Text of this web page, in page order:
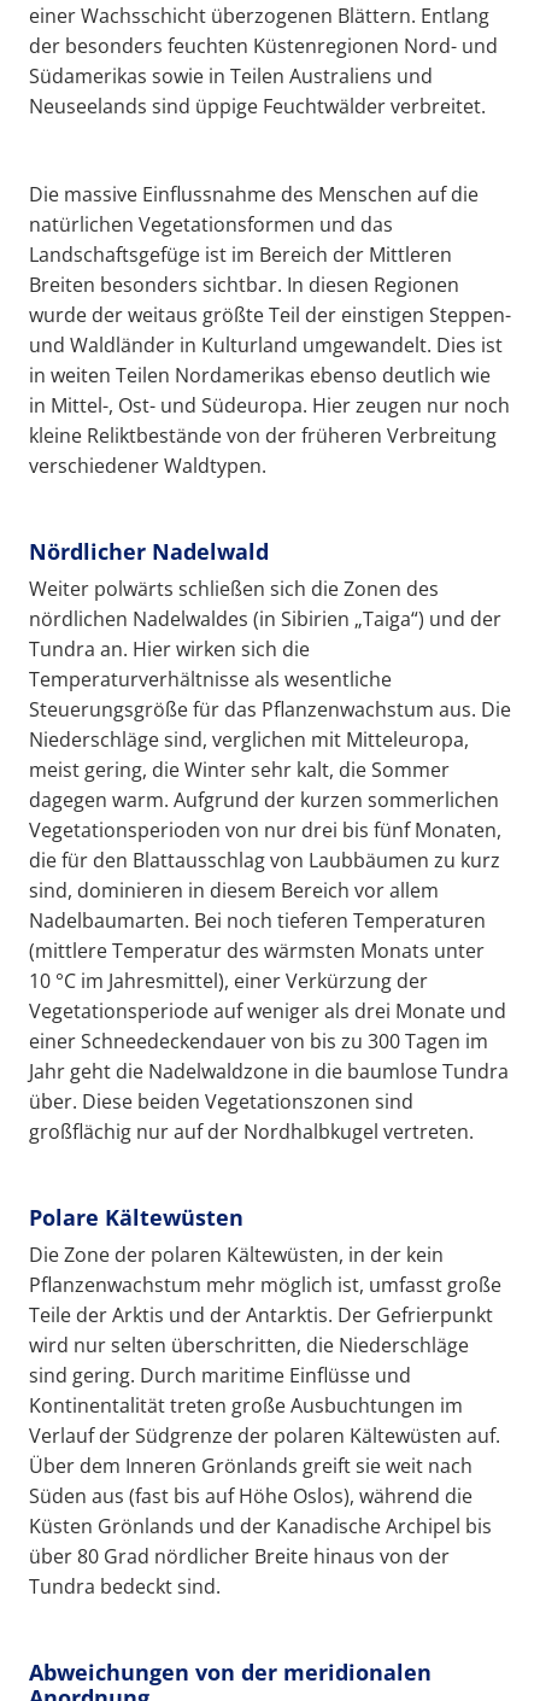
einer Wachsschicht überzogenen Blättern. Entlang
der besonders feuchten Küstenregionen Nord- und
Südamerikas sowie in Teilen Australiens und
Neuseelands sind üppige Feuchtwälder verbreitet.
Die massive Einflussnahme des Menschen auf die
natürlichen Vegetationsformen und das
Landschaftsgefüge ist im Bereich der Mittleren
Breiten besonders sichtbar. In diesen Regionen
wurde der weitaus größte Teil der einstigen Steppen-
und Waldländer in Kulturland umgewandelt. Dies ist
in weiten Teilen Nordamerikas ebenso deutlich wie
in Mittel-, Ost- und Südeuropa. Hier zeugen nur noch
kleine Reliktbestände von der früheren Verbreitung
verschiedener Waldtypen.
Nördlicher Nadelwald
Weiter polwärts schließen sich die Zonen des
nördlichen Nadelwaldes (in Sibirien „Taiga“) und der
Tundra an. Hier wirken sich die
Temperaturverhältnisse als wesentliche
Steuerungsgröße für das Pflanzenwachstum aus. Die
Niederschläge sind, verglichen mit Mitteleuropa,
meist gering, die Winter sehr kalt, die Sommer
dagegen warm. Aufgrund der kurzen sommerlichen
Vegetationsperioden von nur drei bis fünf Monaten,
die für den Blattausschlag von Laubbäumen zu kurz
sind, dominieren in diesem Bereich vor allem
Nadelbaumarten. Bei noch tieferen Temperaturen
(mittlere Temperatur des wärmsten Monats unter
10 °C im Jahresmittel), einer Verkürzung der
Vegetationsperiode auf weniger als drei Monate und
einer Schneedeckendauer von bis zu 300 Tagen im
Jahr geht die Nadelwaldzone in die baumlose Tundra
über. Diese beiden Vegetationszonen sind
großflächig nur auf der Nordhalbkugel vertreten.
Polare Kältewüsten
Die Zone der polaren Kältewüsten, in der kein
Pflanzenwachstum mehr möglich ist, umfasst große
Teile der Arktis und der Antarktis. Der Gefrierpunkt
wird nur selten überschritten, die Niederschläge
sind gering. Durch maritime Einflüsse und
Kontinentalität treten große Ausbuchtungen im
Verlauf der Südgrenze der polaren Kältewüsten auf.
Über dem Inneren Grönlands greift sie weit nach
Süden aus (fast bis auf Höhe Oslos), während die
Küsten Grönlands und der Kanadische Archipel bis
über 80 Grad nördlicher Breite hinaus von der
Tundra bedeckt sind.
Abweichungen von der meridionalen